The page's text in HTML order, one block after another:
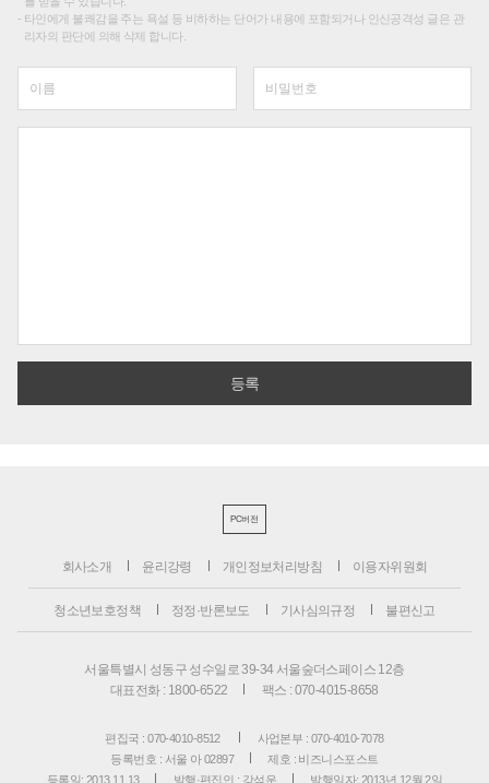
타인에게 불쾌감을 주는 욕설 등 비하하는 단어가 내용에 포함되거나 인신공격성 글은 관
리자의 판단에 의해 삭제 합니다.
PC버전
회사소개 윤리강령 개인정보처리방침 이용자위원회
청소년보호정책 정정·반론보도 기사심의규정 불편신고
서울특별시 성동구 성수일로 39-34 서울숲더스페이스 12층
대표전화 : 1800-6522
팩스 : 070-4015-8658
편집국 : 070-4010-8512
사업본부 : 070-4010-7078
등록번호 : 서울 아 02897
제호 : 비즈니스포스트
등록일: 2013.11.13
발행·편집인 : 강석운 발행일자: 2013년 12월 2일